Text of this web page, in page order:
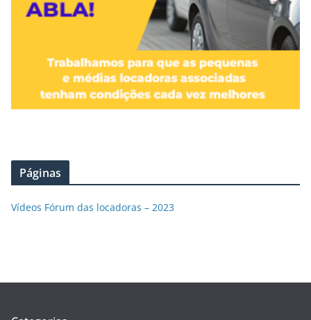
Páginas
Vídeos Fórum das locadoras – 2023